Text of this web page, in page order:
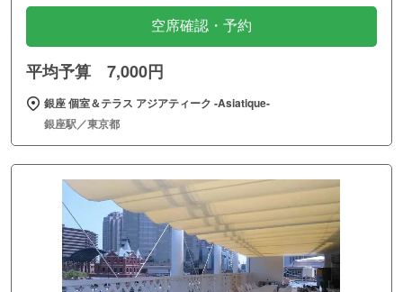
空席確認・予約
平均予算 7,000円
銀座 個室＆テラス アジアティーク ‐Asiatique‐
銀座駅／東京都